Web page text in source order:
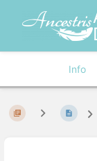
Info